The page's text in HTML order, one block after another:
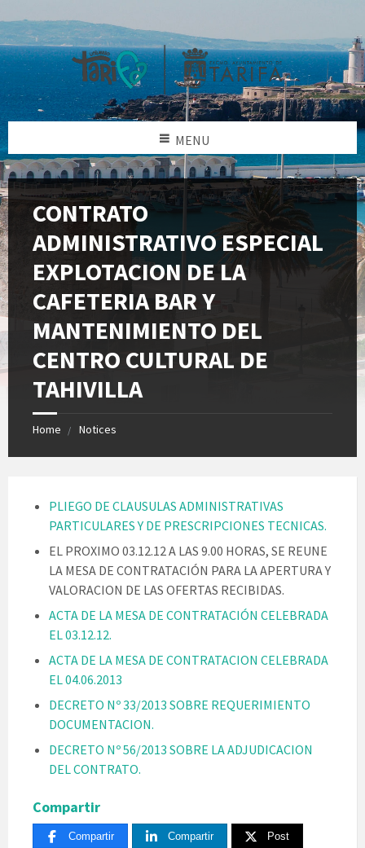
MENU
CONTRATO
ADMINISTRATIVO ESPECIAL
EXPLOTACION DE LA
CAFETERIA BAR Y
MANTENIMIENTO DEL
CENTRO CULTURAL DE
TAHIVILLA
Home Notices
PLIEGO DE CLAUSULAS ADMINISTRATIVAS
PARTICULARES Y DE PRESCRIPCIONES TECNICAS.
EL PROXIMO 03.12.12 A LAS 9.00 HORAS, SE REUNE
LA MESA DE CONTRATACIÓN PARA LA APERTURA Y
VALORACION DE LAS OFERTAS RECIBIDAS.
ACTA DE LA MESA DE CONTRATACIÓN CELEBRADA
EL 03.12.12.
ACTA DE LA MESA DE CONTRATACION CELEBRADA
EL 04.06.2013
DECRETO Nº 33/2013 SOBRE REQUERIMIENTO
DOCUMENTACION.
DECRETO Nº 56/2013 SOBRE LA ADJUDICACION
DEL CONTRATO.
Compartir
Compartir Compartir Post